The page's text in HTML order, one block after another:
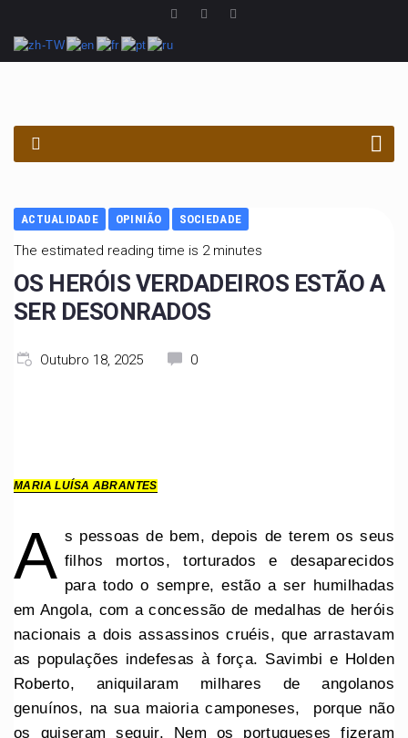
ACTUALIDADE OPINIÃO SOCIEDADE
The estimated reading time is 2 minutes
OS HERÓIS VERDADEIROS ESTÃO A
SER DESONRADOS
Outubro 18, 2025 0
MARIA LUÍSA ABRANTES
A s pessoas de bem, depois de terem os seus
filhos mortos, torturados e desaparecidos
para todo o sempre, estão a ser humilhadas
em Angola, com a concessão de medalhas de heróis
nacionais a dois assassinos cruéis, que arrastavam
as populações indefesas à força. Savimbi e Holden
Roberto, aniquilaram milhares de angolanos
genuínos, na sua maioria camponeses, porque não
os quiseram seguir. Nem os portugueses fizeram
PROCURAR